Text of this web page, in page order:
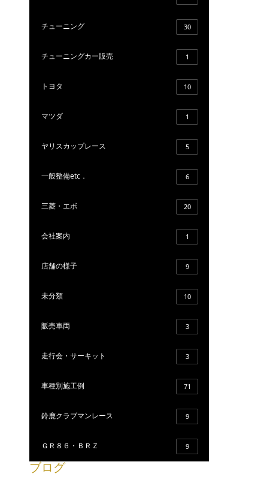
チューニング 30
チューニングカー販売 1
トヨタ 10
マツダ 1
ヤリスカップレース 5
一般整備etc． 6
三菱・エボ 20
会社案内 1
店舗の様子 9
未分類 10
販売車両 3
走行会・サーキット 3
車種別施工例 71
鈴鹿クラブマンレース 9
ＧＲ８６・ＢＲＺ 9
ブログ